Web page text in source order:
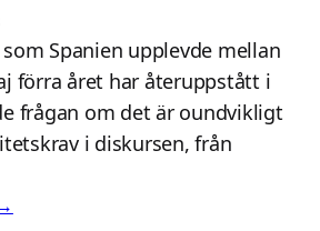
Spanien upplevde mellan
förra året har återuppstått i
frågan om det är oundvikligt
i diskursen, från